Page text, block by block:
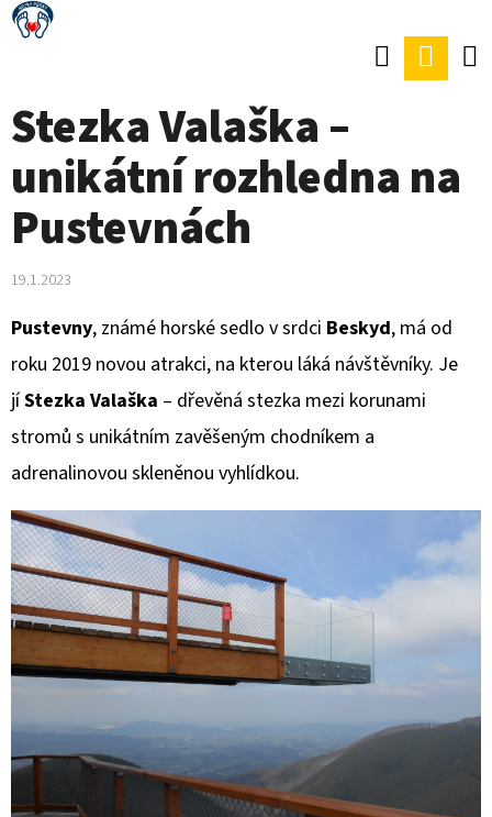
Přejít
Hledat
Stezka Valaška –
unikátní rozhledna na
Pustevnách
19.1.2023
Pustevny, známé horské sedlo v srdci Beskyd, má od
roku 2019 novou atrakci, na kterou láká návštěvníky. Je
jíStezka Valaška – dřevěná stezka mezi korunami
stromů s unikátním zavěšeným chodníkem a
adrenalinovou skleněnou vyhlídkou.
K
KC
O
P
O
T
Ř
E
B
U
J
E
T
E
N
A
J
Í
T
?